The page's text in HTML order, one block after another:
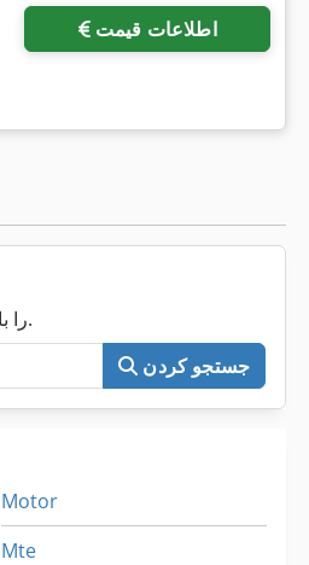
اطلاعات قیمت
اکنون کل Machineseeker را با بیش از ۲۰۰٬۰۰۰ ماشین مستعمل جستجو کنید.
جستجو کردن
Motor
Mte